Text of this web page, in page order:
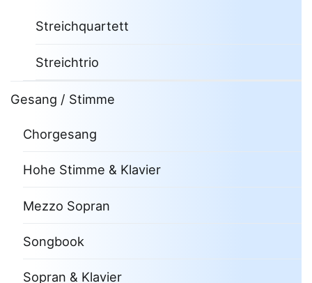
Streichquartett
Streichtrio
Gesang / Stimme
Chorgesang
Hohe Stimme & Klavier
Mezzo Sopran
Songbook
Sopran & Klavier